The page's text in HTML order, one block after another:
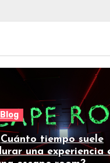
Blog
tiempo suele
una experiencia